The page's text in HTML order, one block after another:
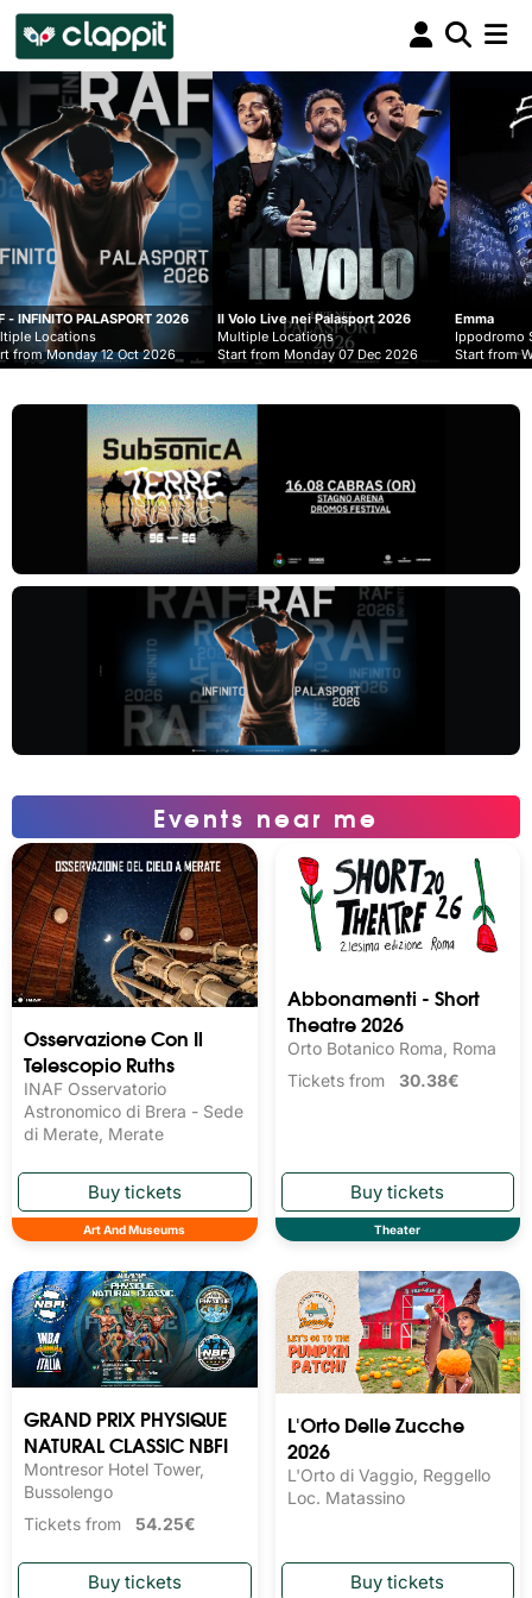
Clappit
biglietteria
2026
12 Oct 2026
Il Volo Live nei Palasport 2026
Multiple Locations
Start from Monday 07 Dec 2026
Emma
Ippodromo Snai - San
Start from Wednesday 09
Events near me
Osservazione Con Il
Telescopio Ruths
INAF Osservatorio
Astronomico di Brera - Sede
di Merate, Merate
Art And Museums
Abbonamenti - Short
Theatre 2026
Orto Botanico Roma, Roma
Tickets from 30.38€
Theater
GRAND PRIX PHYSIQUE
NATURAL CLASSIC NBFI
Montresor Hotel Tower,
Bussolengo
Tickets from 54.25€
L'Orto Delle Zucche
2026
L'Orto di Vaggio, Reggello
Loc. Matassino